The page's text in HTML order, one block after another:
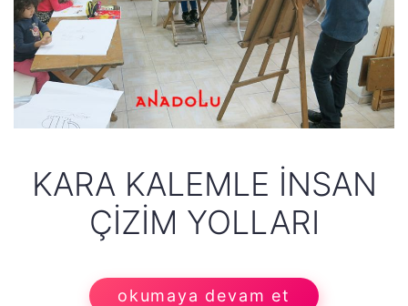
KARA KALEMLE İNSAN
ÇIZIM YOLLARI
okumaya devam et